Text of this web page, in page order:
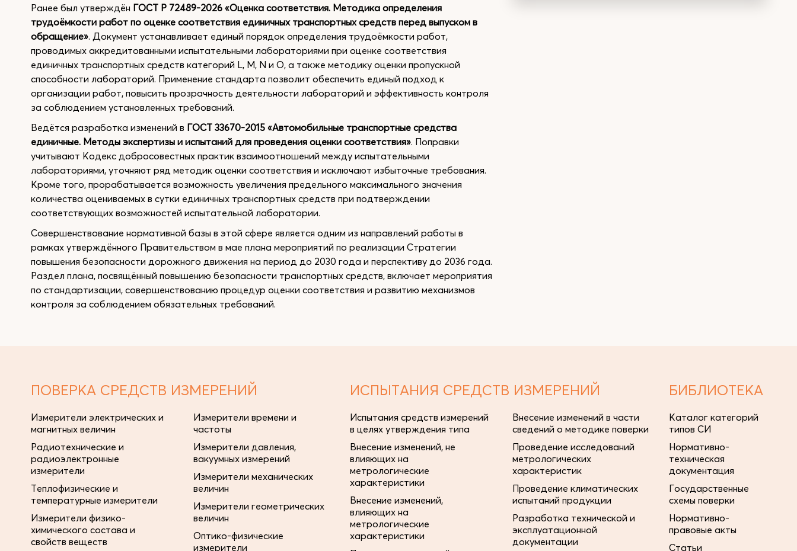
Ранее был утверждён ГОСТ Р 72489-2026 «Оценка соответствия. Методика определения
трудоёмкости работ по оценке соответствия единичных транспортных средств перед выпуском в
обращение». Документ устанавливает единый порядок определения трудоёмкости работ,
проводимых аккредитованными испытательными лабораториями при оценке соответствия
единичных транспортных средств категорий L, M, N и O, а также методику оценки пропускной
способности лабораторий. Применение стандарта позволит обеспечить единый подход к
организации работ, повысить прозрачность деятельности лабораторий и эффективность контроля
за соблюдением установленных требований.
Ведётся разработка изменений в ГОСТ 33670-2015 «Автомобильные транспортные средства
единичные. Методы экспертизы и испытаний для проведения оценки соответствия». Поправки
учитывают Кодекс добросовестных практик взаимоотношений между испытательными
лабораториями, уточняют ряд методик оценки соответствия и исключают избыточные требования.
Кроме того, прорабатывается возможность увеличения предельного максимального значения
количества оцениваемых в сутки единичных транспортных средств при подтверждении
соответствующих возможностей испытательной лаборатории.
Совершенствование нормативной базы в этой сфере является одним из направлений работы в
рамках утверждённого Правительством в мае плана мероприятий по реализации Стратегии
повышения безопасности дорожного движения на период до 2030 года и перспективу до 2036 года.
Раздел плана, посвящённый повышению безопасности транспортных средств, включает мероприятия
по стандартизации, совершенствованию процедур оценки соответствия и развитию механизмов
контроля за соблюдением обязательных требований.
ПОВЕРКА СРЕДСТВ ИЗМЕРЕНИЙ
Измерители электрических и
магнитных величин
Радиотехнические и
радиоэлектронные
измерители
Теплофизические и
температурные измерители
Измерители физико-
химического состава и
свойств веществ
Измерители времени и
частоты
Измерители давления,
вакуумных измерений
Измерители механических
величин
Измерители геометрических
величин
Оптико-физические
измерители
ИСПЫТАНИЯ СРЕДСТВ ИЗМЕРЕНИЙ
Испытания средств измерений
в целях утверждения типа
Внесение изменений, не
влияющих на
метрологические
характеристики
Внесение изменений,
влияющих на
метрологические
характеристики
Внесение изменений в части
сведений о методике поверки
Проведение исследований
метрологических
характеристик
Проведение климатических
испытаний продукции
Разработка технической и
эксплуатационной
документации
БИБЛИОТЕКА
Каталог категорий
типов СИ
Нормативно-
техническая
документация
Государственные
схемы поверки
Нормативно-
правовые акты
Статьи